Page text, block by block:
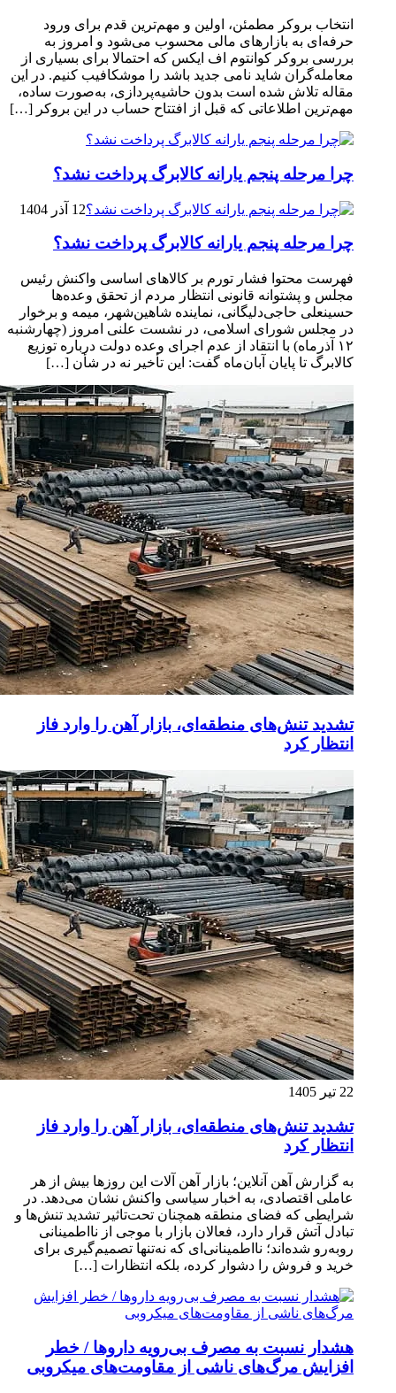
انتخاب بروکر مطمئن، اولین و مهم‌ترین قدم برای ورود
حرفه‌ای به بازارهای مالی محسوب می‌شود و امروز به
بررسی بروکر کوانتوم اف ایکس که احتمالا برای بسیاری از
معامله‌گران شاید نامی جدید باشد را موشکافیب کنیم. در این
مقاله تلاش شده است بدون حاشیه‌پردازی، به‌صورت ساده،
مهم‌ترین اطلاعاتی که قبل از افتتاح حساب در این بروکر […]
چرا مرحله پنجم یارانه کالابرگ پرداخت نشد؟
12 آذر 1404
چرا مرحله پنجم یارانه کالابرگ پرداخت نشد؟
فهرست محتوا فشار تورم بر کالاهای اساسی واکنش رئیس
مجلس و پشتوانه قانونی انتظار مردم از تحقق وعده‌ها
حسینعلی حاجی‌دلیگانی، نماینده شاهین‌شهر، میمه و برخوار
در مجلس شورای اسلامی، در نشست علنی امروز (چهارشنبه
۱۲ آذرماه) با انتقاد از عدم اجرای وعده دولت درباره توزیع
کالابرگ تا پایان آبان‌ماه گفت: این تأخیر نه در شأن […]
تشدید تنش‌های منطقه‌ای، بازار آهن را وارد فاز
انتظار کرد
22 تیر 1405
تشدید تنش‌های منطقه‌ای، بازار آهن را وارد فاز
انتظار کرد
به گزارش آهن آنلاین؛ بازار آهن آلات این روزها بیش از هر
عاملی اقتصادی، به اخبار سیاسی واکنش نشان می‌دهد. در
شرایطی که فضای منطقه همچنان تحت‌تاثیر تشدید تنش‌ها و
تبادل آتش قرار دارد، فعالان بازار با موجی از نااطمینانی
روبه‌رو شده‌اند؛ نااطمینانی‌ای که نه‌تنها تصمیم‌گیری برای
خرید و فروش را دشوار کرده، بلکه انتظارات […]
هشدار نسبت به مصرف بی‌رویه داروها / خطر
افزایش مرگ‌های ناشی از مقاومت‌های میکروبی